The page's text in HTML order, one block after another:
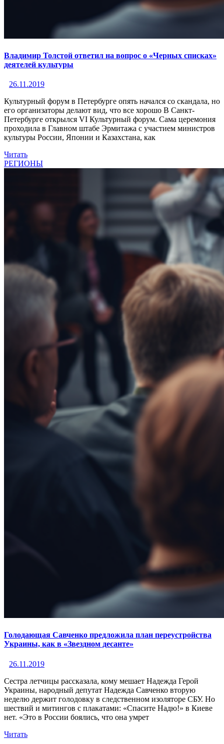
Владимир Толстой ответил на вопрос о «Черных списках»
деятелей культуры
26.11.2019
Культурный форум в Петербурге опять начался со скандала, но
его организаторы делают вид, что все хорошо В Санкт-
Петербурге открылся VI Культурный форум. Сама церемония
проходила в Главном штабе Эрмитажа с участием министров
культуры России, Японии и Казахстана, как
Читать
РЕГИОНЫ
Голодающая Савченко предложила план переустройства
Украины, как в «Звездном десанте»
26.11.2019
Сестра летчицы рассказала, кому мешает Надежда Герой
Украины, народный депутат Надежда Савченко вторую
неделю держит голодовку в следственном изоляторе СБУ. Но
шествий и митингов с плакатами: «Спасите Надю!» в Киеве
нет. «Это в России боялись, что она умрет
Читать